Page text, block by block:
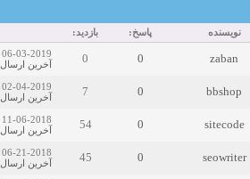
نویسنده پاسخ: بازدید:
zaban
0
0
06-03-2019 10:35 AM
آخرین ارسال
bbshop
0
7
02-04-2019 03:24 PM
آخرین ارسال
sitecode
0
54
11-06-2018 08:35 PM
آخرین ارسال
seowriter
0
45
06-21-2018 11:44 AM
آخرین ارسال